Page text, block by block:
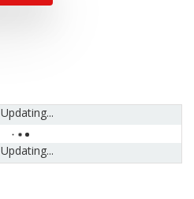
Updating...
Updating...